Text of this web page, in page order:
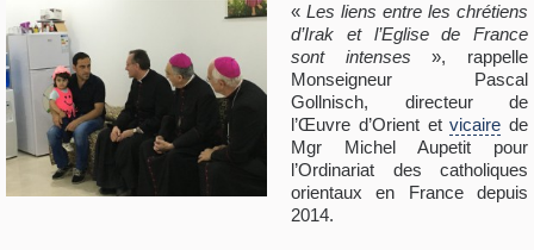
« Les liens entre les chrétiens
d’Irak et l’Eglise de France
sont intenses », rappelle
Monseigneur Pascal
Gollnisch, directeur de
l’Œuvre d’Orient etvicaire de
Mgr Michel Aupetit pour
l’Ordinariat des catholiques
orientaux en France depuis
2014.